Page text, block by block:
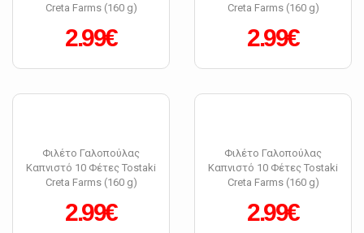
Creta Farms (160 g)
2.99€
Creta Farms (160 g)
2.99€
Φιλέτο Γαλοπούλας
Καπνιστό 10 Φέτες Tostaki
Creta Farms (160 g)
2.99€
Φιλέτο Γαλοπούλας
Καπνιστό 10 Φέτες Tostaki
Creta Farms (160 g)
2.99€